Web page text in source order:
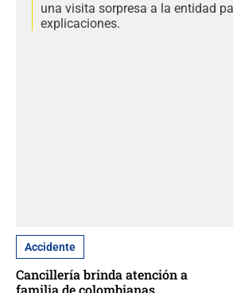
una visita sorpresa a la entidad
explicaciones.
Accidente
Cancillería brinda atención a
familia de colombianas